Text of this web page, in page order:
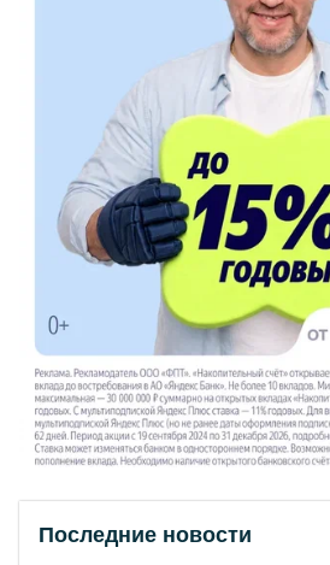
Последние новости